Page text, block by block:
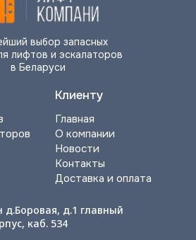
выбор запасных
лифтов и эскалаторов
в Беларуси
Клиенту
Главная
О компании
Новости
Контакты
Доставка и оплата
д.Боровая, д.1 главный
каб. 534